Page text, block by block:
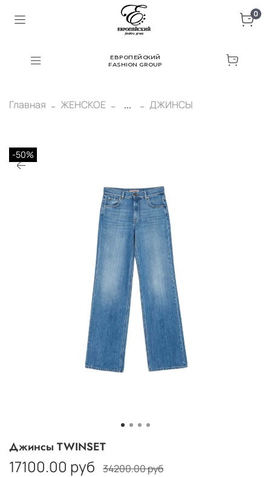
0
ЕВРОПЕЙСКИЙ
FASHION GROUP
Главная ЖЕНСКОЕ ... ДЖИНСЫ
-50%
Джинсы TWINSET
17100.00 руб 34200.00 руб